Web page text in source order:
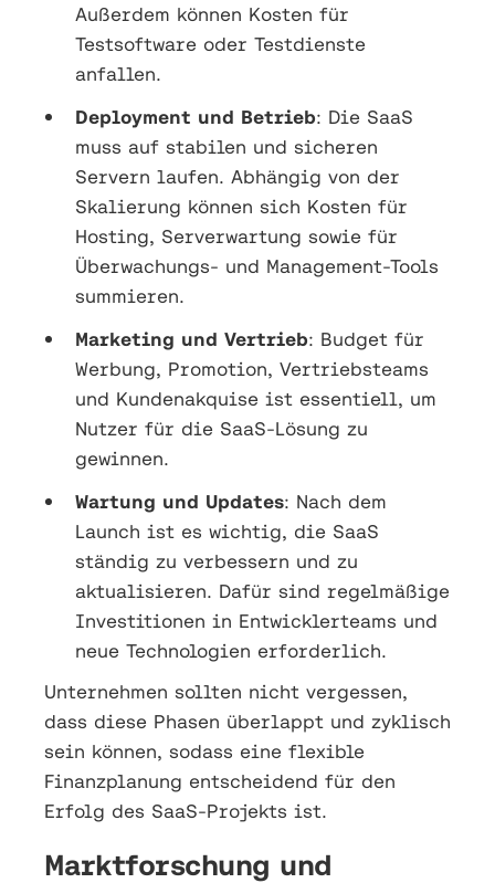
Außerdem können Kosten für
Testsoftware oder Testdienste
anfallen.
Deployment und Betrieb: Die SaaS
muss auf stabilen und sicheren
Servern laufen. Abhängig von der
Skalierung können sich Kosten für
Hosting, Serverwartung sowie für
Überwachungs- und Management-Tools
summieren.
Marketing und Vertrieb: Budget für
Werbung, Promotion, Vertriebsteams
und Kundenakquise ist essentiell, um
Nutzer für die SaaS-Lösung zu
gewinnen.
Wartung und Updates: Nach dem
Launch ist es wichtig, die SaaS
ständig zu verbessern und zu
aktualisieren. Dafür sind regelmäßige
Investitionen in Entwicklerteams und
neue Technologien erforderlich.
Unternehmen sollten nicht vergessen,
dass diese Phasen überlappt und zyklisch
sein können, sodass eine flexible
Finanzplanung entscheidend für den
Erfolg des SaaS-Projekts ist.
Marktforschung und